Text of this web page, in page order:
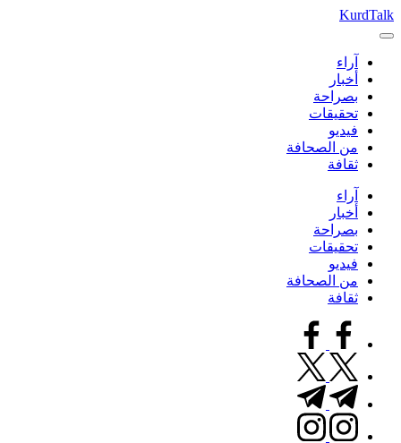
التجاوز
إلى
KurdTalk
كوردتوك
اخبار
كردية
آراء
أخبار
بصراحة
تحقيقات
فيديو
من الصحافة
ثقافة
آراء
أخبار
بصراحة
تحقيقات
فيديو
من الصحافة
ثقافة
facebook.com
twitter.com
t.me
instagram.com